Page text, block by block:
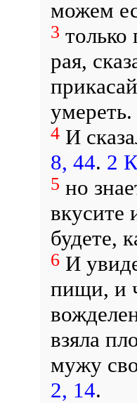
можем
3 только
рая,
умереть.
4И
8, 44. 2
5 но
вкусите
будете,
6И
пищи, и
взяла
мужу
2, 14.